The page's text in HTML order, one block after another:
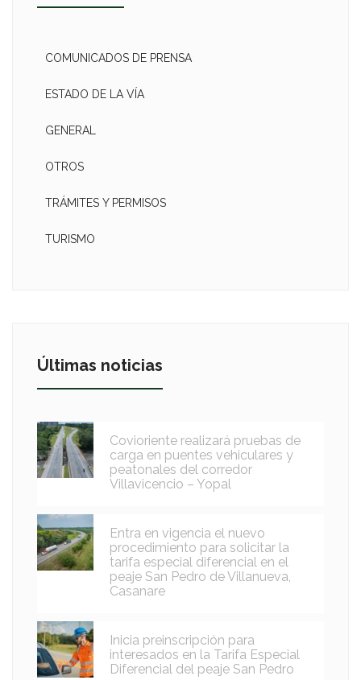
COMUNICADOS DE PRENSA
ESTADO DE LA VÍA
GENERAL
OTROS
TRÁMITES Y PERMISOS
TURISMO
Últimas noticias
Covioriente realizará pruebas de
carga en puentes vehiculares y
peatonales del corredor
Villavicencio – Yopal
Entra en vigencia el nuevo
procedimiento para solicitar la
tarifa especial diferencial en el
peaje San Pedro de Villanueva,
Casanare
Inicia preinscripción para
interesados en la Tarifa Especial
Diferencial del peaje San Pedro